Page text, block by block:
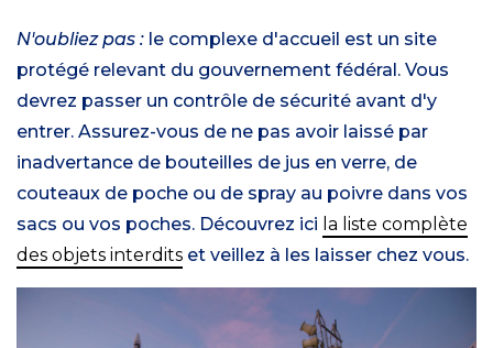
N'oubliez pas : le complexe d'accueil est un site
protégé relevant du gouvernement fédéral. Vous
devrez passer un contrôle de sécurité avant d'y
entrer. Assurez-vous de ne pas avoir laissé par
inadvertance de bouteilles de jus en verre, de
couteaux de poche ou de spray au poivre dans vos
sacs ou vos poches. Découvrez ici la liste complète
des objets interdits et veillez à les laisser chez vous.